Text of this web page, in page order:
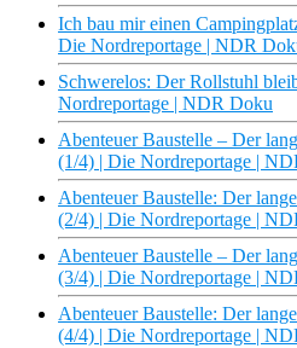
Ich bau mir einen
Die Nordreportage | NDR
Schwerelos: Der Rollstuhl
Nordreportage | NDR Doku
Abenteuer Baustelle – Der
(1/4) | Die Nordreportage |
Abenteuer Baustelle: Der
(2/4) | Die Nordreportage |
Abenteuer Baustelle – Der
(3/4) | Die Nordreportage |
Abenteuer Baustelle: Der
(4/4) | Die Nordreportage |